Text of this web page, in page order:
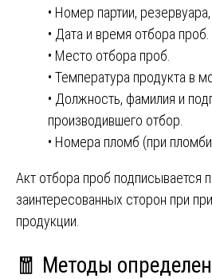
• Номер партии,
• Дата и время отбора проб.
• Место отбора проб.
• Температура продукта в
• Должность, фамилия и
производившего отбор.
• Номера пломб (при
Акт отбора проб подписывается
заинтересованных сторон при
продукции.
🧧 Методы